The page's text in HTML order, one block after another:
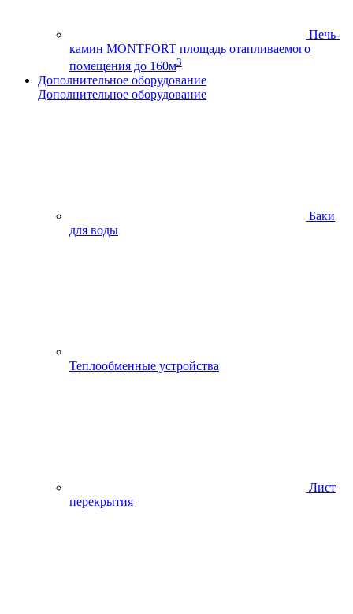
Печь-
камин MONTFORT площадь отапливаемого
помещения до 160м3
Дополнительное оборудование
Дополнительное оборудование
Баки
для воды
Теплообменные устройства
Лист
перекрытия